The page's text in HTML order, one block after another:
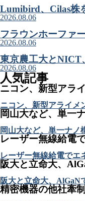
Lumibird、Cilas株
2026.08.06
フラウンホーファ
2026.08.06
東京農工大とNICT
2026.08.06
人気記事
ニコン、新型アラ
ニコン、新型アライ
岡山大など、単一
岡山大など、単一ナ
レーザー無線給電
レーザー無線給電でエ
阪大と立命大、
阪大と立命大、
精密機器の他社牽